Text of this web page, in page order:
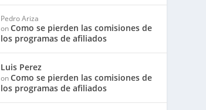
Pedro Ariza
onComo se pierden las comisiones de
los programas de afiliados
Luis Perez
onComo se pierden las comisiones de
los programas de afiliados